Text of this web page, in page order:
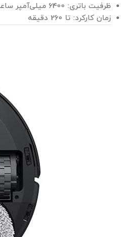
ظرفیت باتری: 6400 میلی‌آمپر ساعت
زمان کارکرد: تا 260 دقیقه